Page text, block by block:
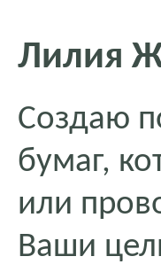
Лилия
Создаю
бумаг,
или
Ваши